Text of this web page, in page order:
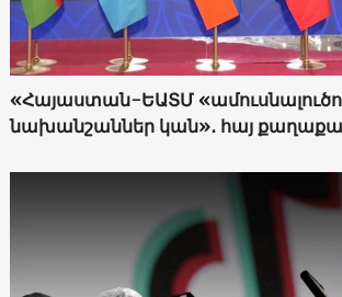
«Հայաստան-ԵԱՏՄ
նախանշաններ կան»․ հայ